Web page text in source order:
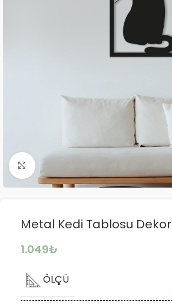
Büyütmek için tıklayın
Metal Kedi Tablosu Dekor
1.049₺
ÖLÇÜ